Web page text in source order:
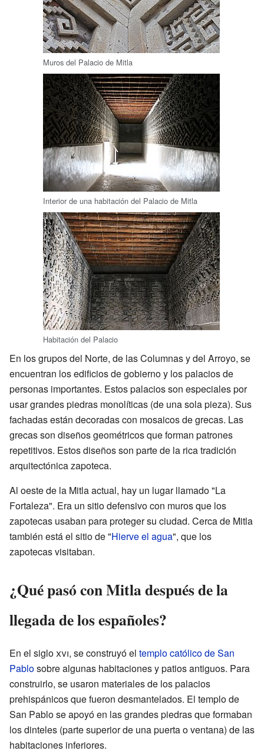
Muros del Palacio de Mitla
Interior de una habitación del Palacio de Mitla
Habitación del Palacio
En los grupos del Norte, de las Columnas y del Arroyo, se
encuentran los edificios de gobierno y los palacios de
personas importantes. Estos palacios son especiales por
usar grandes piedras monolíticas (de una sola pieza). Sus
fachadas están decoradas con mosaicos de grecas. Las
grecas son diseños geométricos que forman patrones
repetitivos. Estos diseños son parte de la rica tradición
arquitectónica zapoteca.
Al oeste de la Mitla actual, hay un lugar llamado "La
Fortaleza". Era un sitio defensivo con muros que los
zapotecas usaban para proteger su ciudad. Cerca de Mitla
también está el sitio de "Hierve el agua", que los
zapotecas visitaban.
¿Qué pasó con Mitla después de la
llegada de los españoles?
En el sigloxvi, se construyó el templo católico de San
Pablosobre algunas habitaciones y patios antiguos. Para
construirlo, se usaron materiales de los palacios
prehispánicos que fueron desmantelados. El templo de
San Pablo se apoyó en las grandes piedras que formaban
los dinteles (parte superior de una puerta o ventana) de las
habitaciones inferiores.